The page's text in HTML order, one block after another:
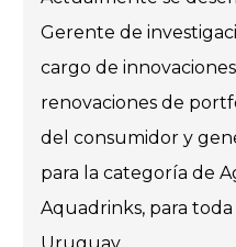
Gerente de
cargo de
renovaciones de
del consumidor y
para la categoría de
Aquadrinks, para
Uruguay.